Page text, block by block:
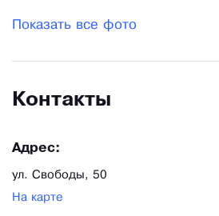
Показать все фото
Контакты
Адрес:
ул. Свободы, 50
На карте